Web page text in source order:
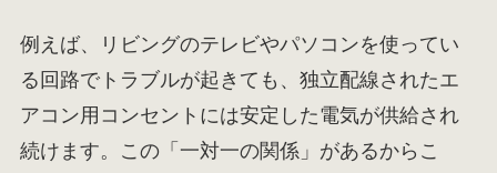
例えば、リビングのテレビやパソコンを使ってい
る回路でトラブルが起きても、独立配線されたエ
アコン用コンセントには安定した電気が供給され
続けます。この「一対一の関係」があるからこ